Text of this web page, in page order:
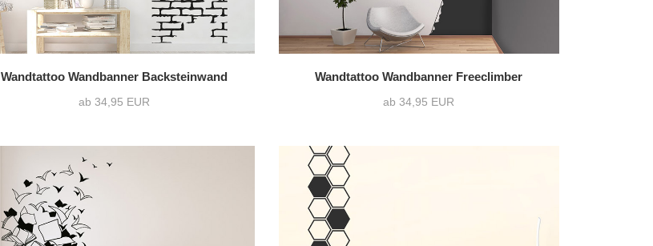
Wandtattoo Wandbanner Backsteinwand
ab 34,95 EUR
Wandtattoo Wandbanner Freeclimber
ab 34,95 EUR